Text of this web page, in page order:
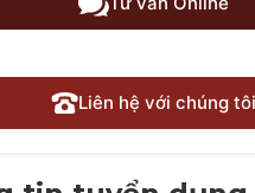
Liên hệ với chúng tôi